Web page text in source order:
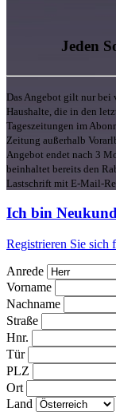
Jeden
Das Angebot gilt nur bei
Haushalte, die in den
Tageszeitungen im
Zeitung außerhalb
Angebot endet nach 3
beinhaltet bereits den
Lastschrift mit E-Mail-
Ich bin
Registrieren Sie sich
Anrede
Vorname
Nachname
Straße
Hnr.
Tür
PLZ
Ort
Land